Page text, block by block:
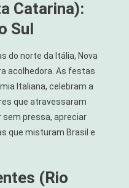
Catarina):
Sul
do norte da Itália, Nova
acolhedora. As festas
Italiana, celebram a
que atravessaram
sem pressa, apreciar
que misturam Brasil e
(Rio